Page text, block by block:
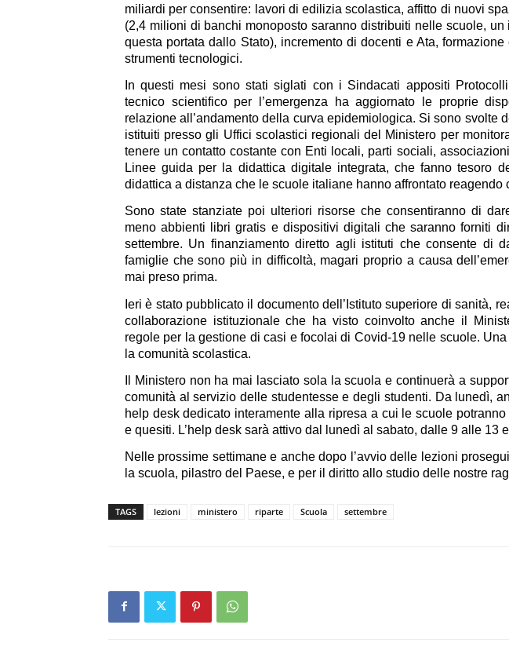
miliardi per consentire: lavori di edilizia scolastica, affitto di nuovi
(2,4 milioni di banchi monoposto saranno distribuiti nelle scuole, un
questa portata dallo Stato), incremento di docenti e Ata,
strumenti tecnologici.
In questi mesi sono stati siglati con i Sindacati appositi
tecnico scientifico per l’emergenza ha aggiornato le proprie
relazione all’andamento della curva epidemiologica. Si sono svolte
istituiti presso gli Uffici scolastici regionali del Ministero per
tenere un contatto costante con Enti locali, parti sociali,
Linee guida per la didattica digitale integrata, che fanno tesoro
didattica a distanza che le scuole italiane hanno affrontato reagendo
Sono state stanziate poi ulteriori risorse che consentiranno di
meno abbienti libri gratis e dispositivi digitali che saranno forniti
settembre. Un finanziamento diretto agli istituti che consente di
famiglie che sono più in difficoltà, magari proprio a causa
mai preso prima.
Ieri è stato pubblicato il documento dell’Istituto superiore di sanità,
collaborazione istituzionale che ha visto coinvolto anche il
regole per la gestione di casi e focolai di Covid-19 nelle scuole.
la comunità scolastica.
Il Ministero non ha mai lasciato sola la scuola e continuerà a
comunità al servizio delle studentesse e degli studenti. Da lunedì,
help desk dedicato interamente alla ripresa a cui le scuole
e quesiti. L’help desk sarà attivo dal lunedì al sabato, dalle 9 alle 13
Nelle prossime settimane e anche dopo l’avvio delle lezioni
la scuola, pilastro del Paese, e per il diritto allo studio delle nostre
TAGS lezioni ministero riparte Scuola settembre